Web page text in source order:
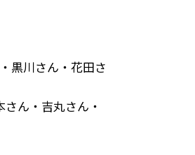
黒川さん・花田さ
ん・吉丸さん・